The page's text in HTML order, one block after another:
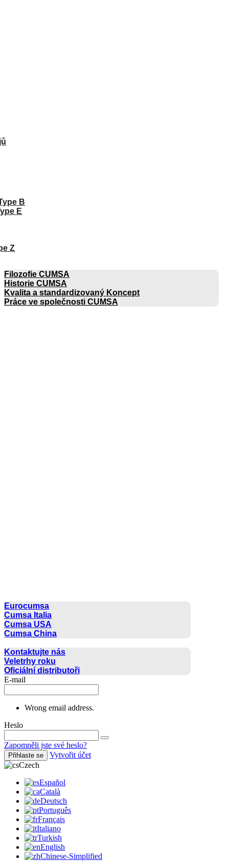
B
E
Z
Filozofie CUMSA
Historie CUMSA
Kvalita a standardizovaný Koncept
Práce ve společnosti CUMSA
Eurocumsa
Cumsa Italia
Cumsa USA
Cumsa China
Kontaktujte nás
Veletrhy roku
Oficiální distributoři
E-mail
Wrong email address.
Heslo
Zapomněli jste své heslo?
Přihlaste se
Vytvořit účet
Czech
Español
Català
Deutsch
Português
Français
Italiano
Turkish
English
Chinese-Simplified